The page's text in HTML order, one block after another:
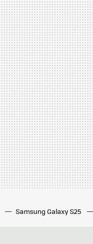
Samsung Galaxy S25